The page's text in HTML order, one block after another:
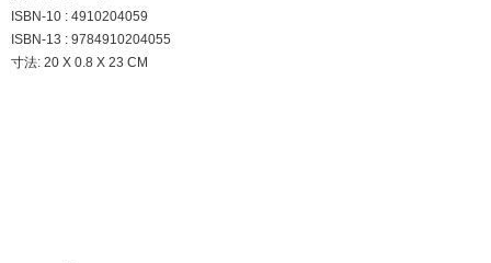
ISBN-10 : 4910204059
ISBN-13 : 9784910204055
寸法: 20 X 0.8 X 23 CM